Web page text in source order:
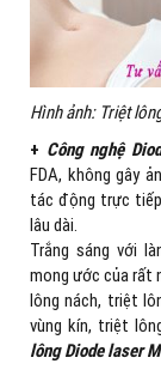
Hình ảnh: Triệt
+ Công nghệ
FDA, không gây
tác động trực
lâu dài.
Trắng sáng với
mong ước của rất
lông nách, triệt
vùng kín, triệt
lông Diode laser